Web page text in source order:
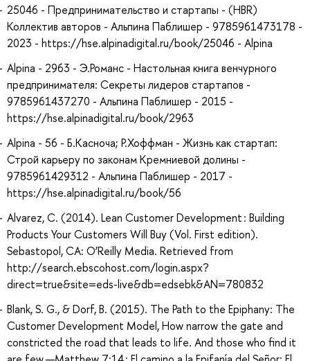
25046 - Предпринимательство и стартапы - (HBR)
Коллектив авторов - Альпина Паблишер - 9785961473178 -
2023 - https://hse.alpinadigital.ru/book/25046 - Alpina
Alpina - 2963 - Э.Романс - Настольная книга венчурного
предпринимателя: Секреты лидеров стартапов -
9785961437270 - Альпина Паблишер - 2015 -
https://hse.alpinadigital.ru/book/2963
Alpina - 56 - Б.Касноча; Р.Хоффман - Жизнь как стартап:
Строй карьеру по законам Кремниевой долины -
9785961429312 - Альпина Паблишер - 2017 -
https://hse.alpinadigital.ru/book/56
Alvarez, C. (2014). Lean Customer Development : Building
Products Your Customers Will Buy (Vol. First edition).
Sebastopol, CA: O’Reilly Media. Retrieved from
http://search.ebscohost.com/login.aspx?
direct=true&site=eds-live&db=edsebk&AN=780832
Blank, S. G., & Dorf, B. (2015). The Path to the Epiphany: The
Customer Development Model, How narrow the gate and
constricted the road that leads to life. And those who find it